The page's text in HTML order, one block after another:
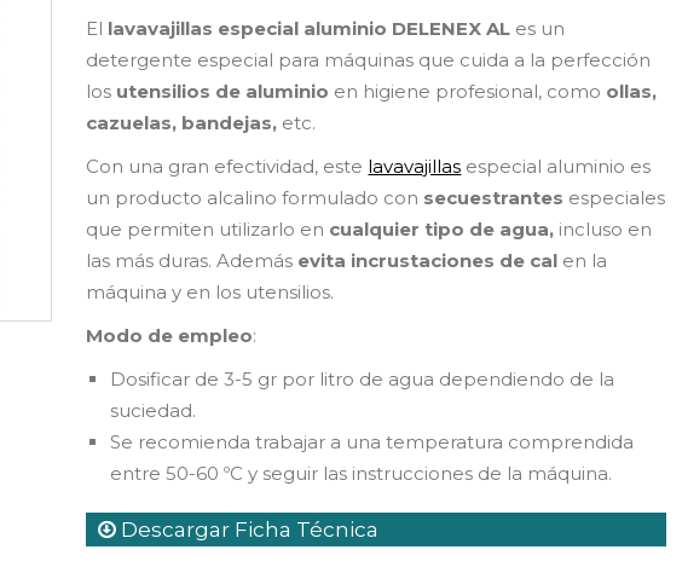
El lavavajillas especial aluminio DELENEX AL es un
detergente especial para máquinas que cuida a la perfección
los utensilios de aluminio en higiene profesional, como ollas,
cazuelas, bandejas, etc.
Con una gran efectividad, este lavavajillas especial aluminio es
un producto alcalino formulado con secuestrantes especiales
que permiten utilizarlo en cualquier tipo de agua, incluso en
las más duras. Además evita incrustaciones de cal en la
máquina y en los utensilios.
Modo de empleo:
Dosificar de 3-5 gr por litro de agua dependiendo de la
suciedad.
Se recomienda trabajar a una temperatura comprendida
entre 50-60 ºC y seguir las instrucciones de la máquina.
Descargar Ficha Técnica